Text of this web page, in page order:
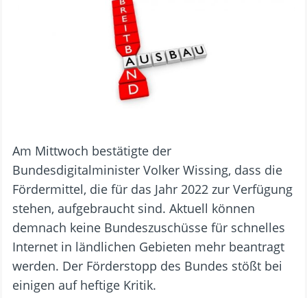
Am Mittwoch bestätigte der
Bundesdigitalminister Volker Wissing, dass die
Fördermittel, die für das Jahr 2022 zur Verfügung
stehen, aufgebraucht sind. Aktuell können
demnach keine Bundeszuschüsse für schnelles
Internet in ländlichen Gebieten mehr beantragt
werden. Der Förderstopp des Bundes stößt bei
einigen auf heftige Kritik.